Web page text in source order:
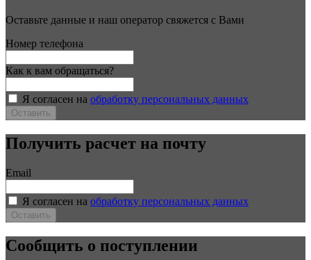
Оставьте данные и наш оператор свяжется с Вами
Номер телефона
Как к вам обращаться?
Я согласен на обработку персональных данных
Оставить
Получить расчет на почту
Email
Я согласен на обработку персональных данных
Оставить
Сообщить о поступлении